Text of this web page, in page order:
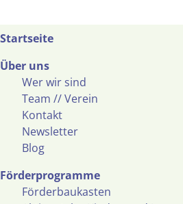
Startseite
Über uns
Wer wir sind
Team // Verein
Kontakt
Newsletter
Blog
Förderprogramme
Förderbaukasten